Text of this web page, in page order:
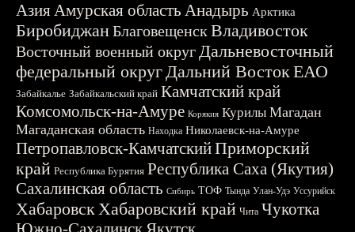
АзияАмурская область Анадырь Арктика
БиробиджанБлаговещенскВладивосток
Восточный военный округДальневосточный
федеральный округДальний ВостокЕАО
Забайкалье Забайкальский край Камчатский край
Комсомольск-на-Амуре Корякия Курилы Магадан
Магаданская область Находка Николаевск-на-Амуре
Петропавловск-КамчатскийПриморский
край Республика Бурятия Республика Саха (Якутия)
Сахалинская область Сибирь ТОФ Тында Улан-Удэ Уссурийск
ХабаровскХабаровский край Чита Чукотка